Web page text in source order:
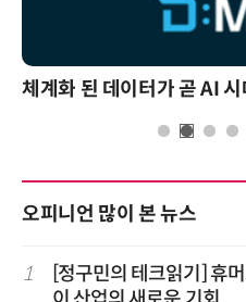
체계화 된 데이터가 곧 AI
오피니언 많이 본 뉴스
1
[정구민의 테크읽기] 휴